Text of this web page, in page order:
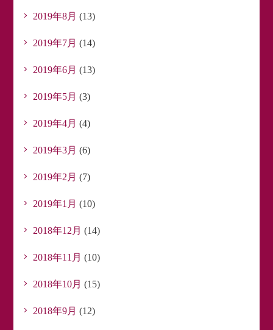
2019年8月 (13)
2019年7月 (14)
2019年6月 (13)
2019年5月 (3)
2019年4月 (4)
2019年3月 (6)
2019年2月 (7)
2019年1月 (10)
2018年12月 (14)
2018年11月 (10)
2018年10月 (15)
2018年9月 (12)